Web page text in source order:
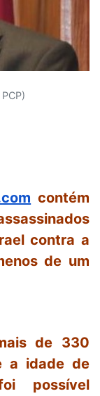
contém
contra a
de um
de 330
a idade de
possível